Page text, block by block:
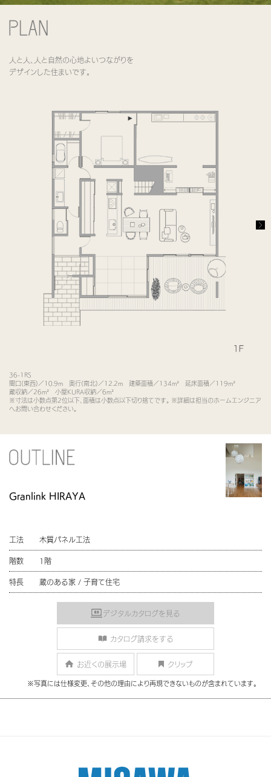
人と人、人と自然の心地よいつながりを
デザインした住まいです。
36-1RS
間口(東西)／10.9m 奥行(南北)／12.2m 建築面積／134m² 延床面積／119m²
蔵収納／26m² 小屋KURA収納／6m²
※寸法は小数点第2位以下、面積は小数点以下切り捨てです。 ※詳細は担当のホームエンジニア
へお問い合わせください。
Granlink HIRAYA
工法
木質パネル工法
階数
1階
特長
蔵のある家 / 子育て住宅
デジタルカタログを見る
カタログ請求をする
お近くの展示場
クリップ
※写真には仕様変更、その他の理由により再現できないものが含まれています。